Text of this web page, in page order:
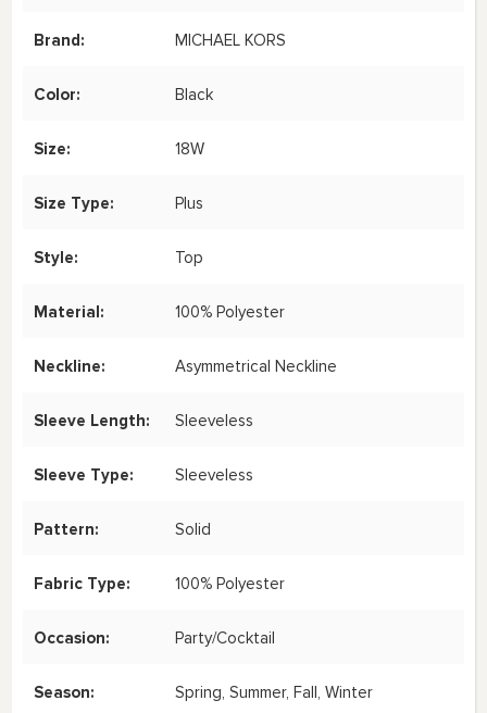
Brand: MICHAEL KORS
Color: Black
Size: 18W
Size Type: Plus
Style: Top
Material: 100% Polyester
Neckline: Asymmetrical Neckline
Sleeve Length: Sleeveless
Sleeve Type: Sleeveless
Pattern: Solid
Fabric Type: 100% Polyester
Occasion: Party/Cocktail
Season: Spring, Summer, Fall, Winter